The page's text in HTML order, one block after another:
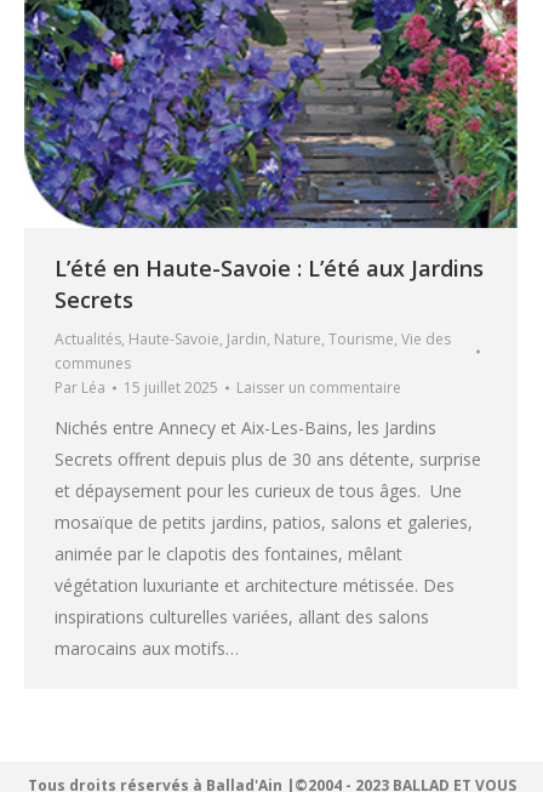
L’été en Haute-Savoie : L’été aux Jardins
Secrets
Actualités, Haute-Savoie, Jardin, Nature, Tourisme, Vie des
communes
Par Léa 15 juillet 2025 Laisser un commentaire
Nichés entre Annecy et Aix-Les-Bains, les Jardins
Secrets offrent depuis plus de 30 ans détente, surprise
et dépaysement pour les curieux de tous âges. Une
mosaïque de petits jardins, patios, salons et galeries,
animée par le clapotis des fontaines, mêlant
végétation luxuriante et architecture métissée. Des
inspirations culturelles variées, allant des salons
marocains aux motifs…
Tous droits réservés à Ballad'Ain |©2004 - 2023 BALLAD ET VOUS